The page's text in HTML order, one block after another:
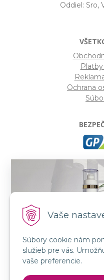
Vaše
Súbory cookie nám
služieb pre vás.
vaše preferencie.
Oddiel: Sro,
Ochrana
- Moderný
kartou na internete.
platobných brán na
FB: LORIN
Spojenie prírody a